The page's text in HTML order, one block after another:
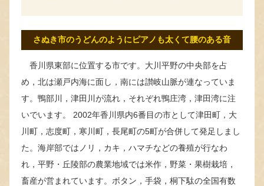
さぬき市のうどんのようにピアノも太くて腰のある音
香川県東部に位置する市です。大川平野の中央部を占
め，北は瀬戸内海に面し，南には讃岐山脈が連なっていま
す。鴨部川，津田川が流れ，それぞれ鴨庄湾，津田湾に注
いでいます。 2002年香川県内6番目の市として津田町，大
川町，志度町，寒川町，長尾町の5町が合併して発足しまし
た。海岸部ではノリ，カキ，ハマチなどの養殖が行なわ
れ，平野・丘陵部の農業地域では米作，野菜・果樹栽培，
畜産が営まれています。ボタン，手袋，桐下駄の全国有数